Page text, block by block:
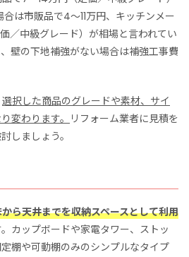
は市販品で4〜11万円、キッチンメー
／中級グレード）が相場と言われてい
壁の下地補強がない場合は補強工事費
選択した商品のグレードや素材、サイ
変わります。 リフォーム業者に見積を
しましょう。
ら天井までを収納スペースとして利用
カップボードや家電タワー、ストッ
棚や可動棚のみのシンプルなタイプ